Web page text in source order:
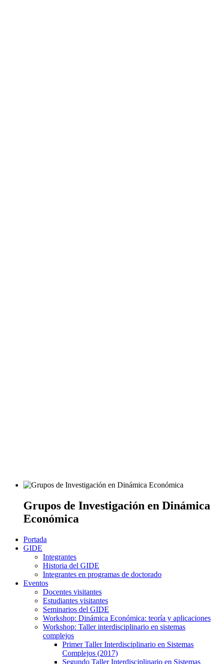
Grupos de Investigación en Dinámica
Económica
Portada
GIDE
Integrantes
Historia del GIDE
Integrantes en programas de doctorado
Eventos
Docentes visitantes
Estudiantes visitantes
Seminarios del GIDE
Workshop: Dinámica Económica: teoría y aplicaciones
Workshop: Taller interdisciplinario en sistemas
complejos
Primer Taller Interdisciplinario en Sistemas
Complejos (2017)
Segundo Taller Interdisciplinario en Sistemas